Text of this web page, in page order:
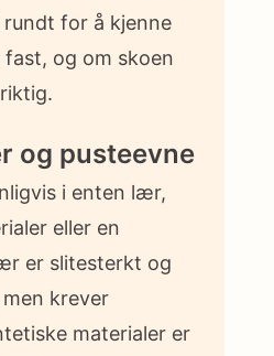
for å kjenne
og om skoen
og pusteevne
i enten lær,
eller en
er slitesterkt og
krever
materialer er